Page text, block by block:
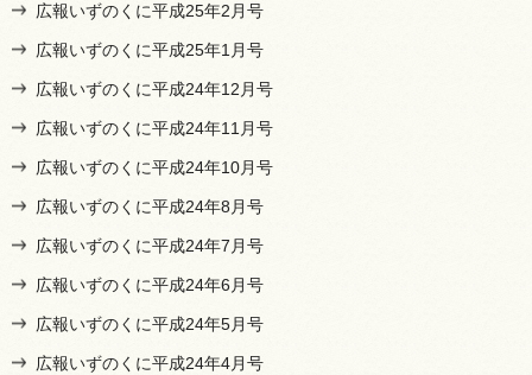
広報いずのくに平成25年2月号
広報いずのくに平成25年1月号
広報いずのくに平成24年12月号
広報いずのくに平成24年11月号
広報いずのくに平成24年10月号
広報いずのくに平成24年8月号
広報いずのくに平成24年7月号
広報いずのくに平成24年6月号
広報いずのくに平成24年5月号
広報いずのくに平成24年4月号